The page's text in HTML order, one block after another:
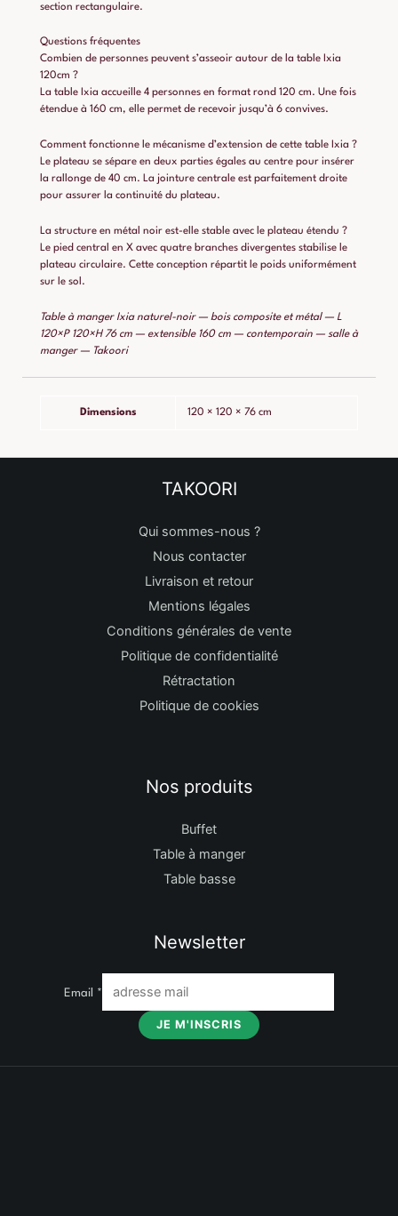
section rectangulaire.
Questions fréquentes
Combien de personnes peuvent s’asseoir autour de la table Ixia
120cm ?
La table Ixia accueille 4 personnes en format rond 120 cm. Une fois
étendue à 160 cm, elle permet de recevoir jusqu’à 6 convives.
Comment fonctionne le mécanisme d’extension de cette table Ixia ?
Le plateau se sépare en deux parties égales au centre pour insérer
la rallonge de 40 cm. La jointure centrale est parfaitement droite
pour assurer la continuité du plateau.
La structure en métal noir est-elle stable avec le plateau étendu ?
Le pied central en X avec quatre branches divergentes stabilise le
plateau circulaire. Cette conception répartit le poids uniformément
sur le sol.
Table à manger Ixia naturel-noir — bois composite et métal — L
120×P 120×H 76 cm — extensible 160 cm — contemporain — salle à
manger — Takoori
Dimensions 120 × 120 × 76 cm
TAKOORI
Qui sommes-nous ?
Nous contacter
Livraison et retour
Mentions légales
Conditions générales de vente
Politique de confidentialité
Rétractation
Politique de cookies
Nos produits
Buffet
Table à manger
Table basse
Newsletter
Email *
JE M'INSCRIS